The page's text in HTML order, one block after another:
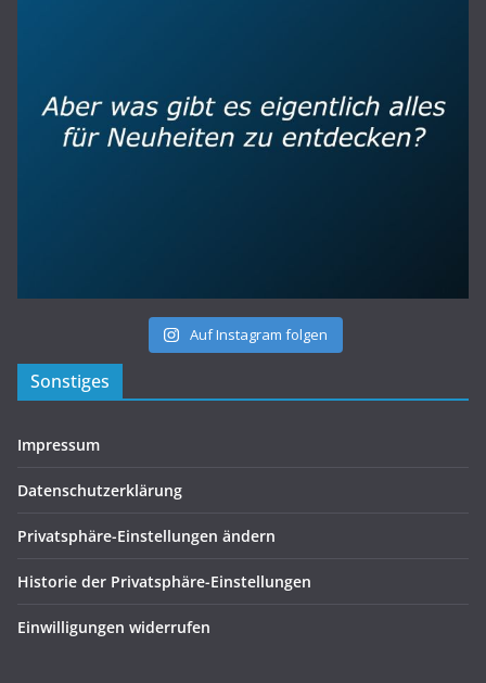
Auf Instagram folgen
Sonstiges
Impressum
Datenschutzerklärung
Privatsphäre-Einstellungen ändern
Historie der Privatsphäre-Einstellungen
Einwilligungen widerrufen